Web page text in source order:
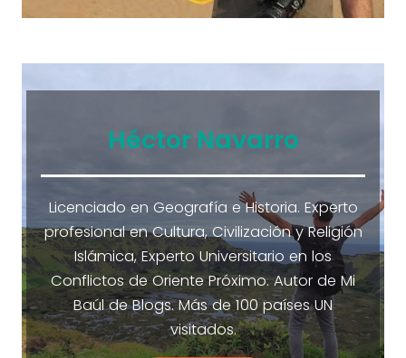
Héctor Navarro
Licenciado en Geografía e Historia. Experto
profesional en Cultura, Civilización y Religión
Islámica, Experto Universitario en los
Conflictos de Oriente Próximo. Autor de Mi
Baúl de Blogs. Más de 100 países UN
visitados.